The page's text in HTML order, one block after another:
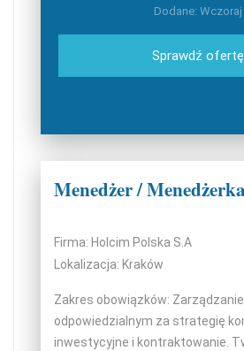
Dodane: Wczoraj
Sprawdź ofertę
Firma: Holcim Polska S.A
Lokalizacja: Kraków
Zakres obowiązków:
odpowiedzialnym za strategię
inwestycyjne i kontraktowanie.